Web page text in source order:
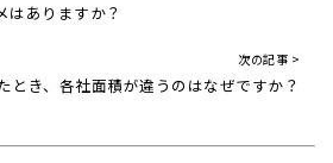
はありますか？
次の記事 >
とき、各社面積が違うのはなぜですか？